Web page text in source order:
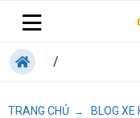
/
TRANG CHỦ → BLOG XE